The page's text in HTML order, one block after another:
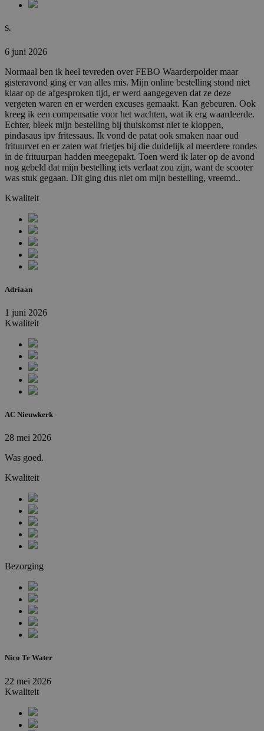
S.
6 juni 2026
Normaal ben ik heel tevreden over FEBO Waarderpolder maar
gisteravond ging er van alles mis. Mijn online bestelling stond niet
klaar op de afgesproken tijd, er werd aangegeven dat ze deze
vergeten waren en er werden excuses gemaakt. Kan gebeuren. Ook
kreeg ik een compensatie voor het wachten, wat ik erg waardeerde.
Echter, bleek mijn bestelling bij thuiskomst niet te kloppen,
pindasaus ipv fritessaus. Ik vond de patat ook smaken naar oud
frituurvet en er zaten wat frietjes bij die duidelijk al meerdere rondes
in de frituurpan hadden meegepakt. Toen werd ik later op de avond
nog gebeld dat mijn bestelling iets verlaat zou zijn, want de scooter
was stuk gegaan. Dit ging dus niet om mijn bestelling, vreemd..
Kwaliteit
Adriaan
1 juni 2026
Kwaliteit
AC Nieuwkerk
28 mei 2026
Was goed.
Kwaliteit
Bezorging
Nico Te Water
22 mei 2026
Kwaliteit